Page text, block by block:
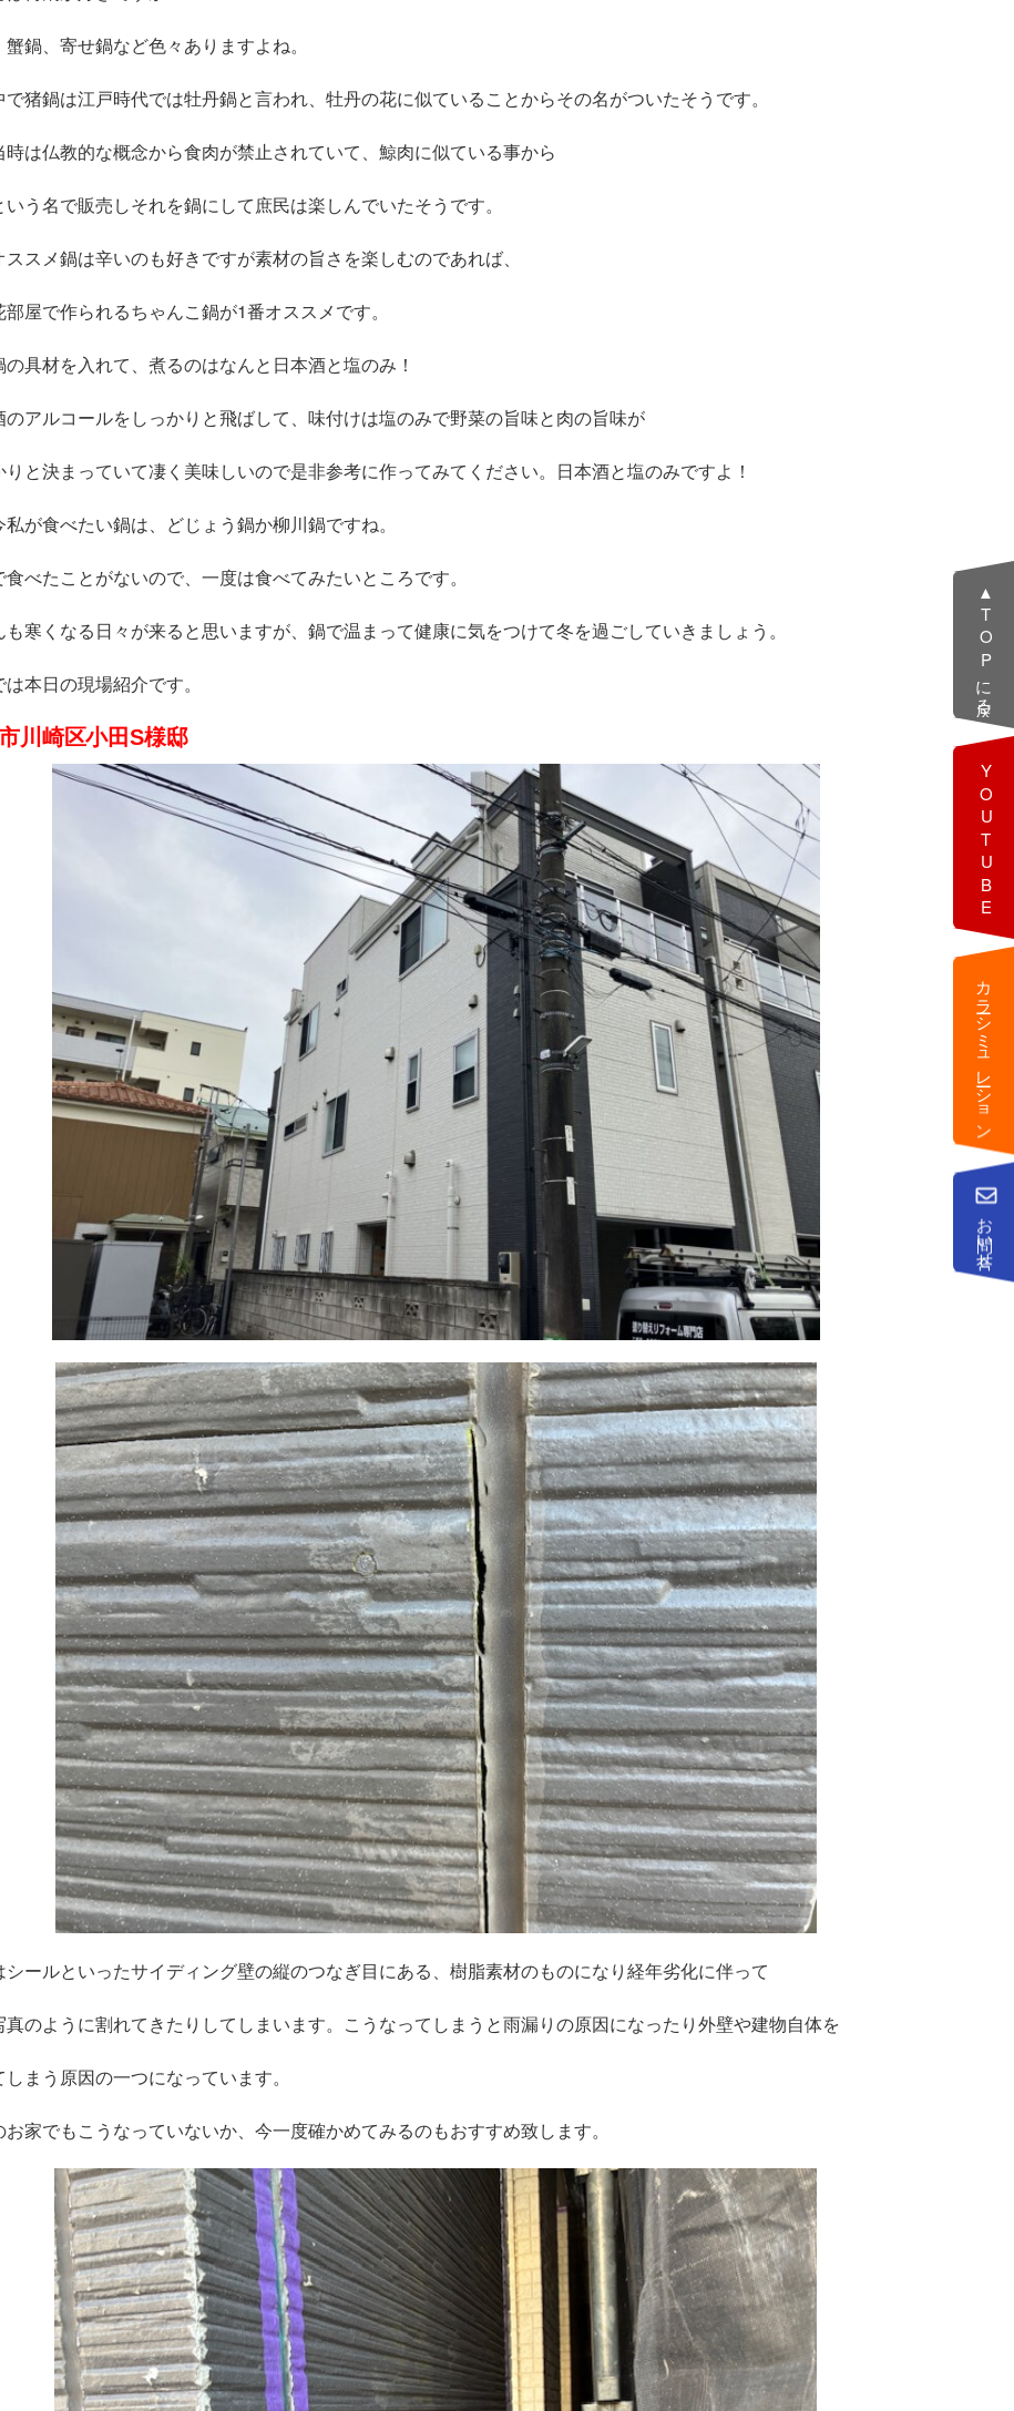
鍋、寄せ鍋など色々ありますよね。
で猪鍋は江戸時代では牡丹鍋と言われ、 牡丹の花に似ていることからその名がついたそうです。
時は仏教的な概念から食肉が禁止されていて、鯨肉に似ている事から
いう名で販売しそれを鍋にして庶民は楽しんでいたそうです。
ススメ鍋は辛いのも好きですが素材の旨さを楽しむのであれば、
部屋で作られるちゃんこ鍋が1番オススメです。
の具材を入れて、煮るのはなんと日本酒と塩のみ！
のアルコールをしっかりと飛ばして、 味付けは塩のみで野菜の旨味と肉の旨味が
りと決まっていて凄く美味しいので是非参考に作ってみてください。日本酒と塩のみですよ！
私が食べたい鍋は、どじょう鍋か柳川鍋ですね。
食べたことがないので、一度は食べてみたいところです。
も寒くなる日々が来ると思いますが、鍋で温まって健康に気をつけて冬を過ごしていきましょう。
本日の現場紹介です。
川崎区小田S様邸
シールといったサイディング壁の縦のつなぎ目にある、樹脂素材のものになり経年劣化に伴って
真のように割れてきたりしてしまいます。こうなってしまうと雨漏りの原因になったり外壁や建物自体を
まう原因の一つになっています。
お家でもこうなっていないか、今一度確かめてみるのもおすすめ致します。
▲TOPに戻る
YOUTUBE
カラーシミュレーション
お問い合せ